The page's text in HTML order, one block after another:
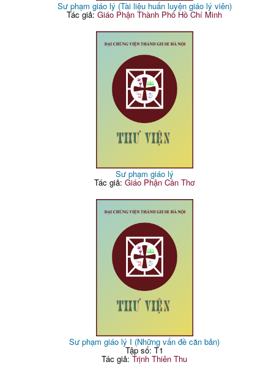
Sư phạm giáo lý (Tài liệu huấn luyện giáo lý viên)
Tác giả:Giáo Phận Thành Phố Hồ Chí Minh
Sư phạm giáo lý
Tác giả:Giáo Phận Cần Thơ
Sư phạm giáo lý I (Những vấn đề căn bản)
Tập số: T1
Tác giả:Trịnh Thiên Thu